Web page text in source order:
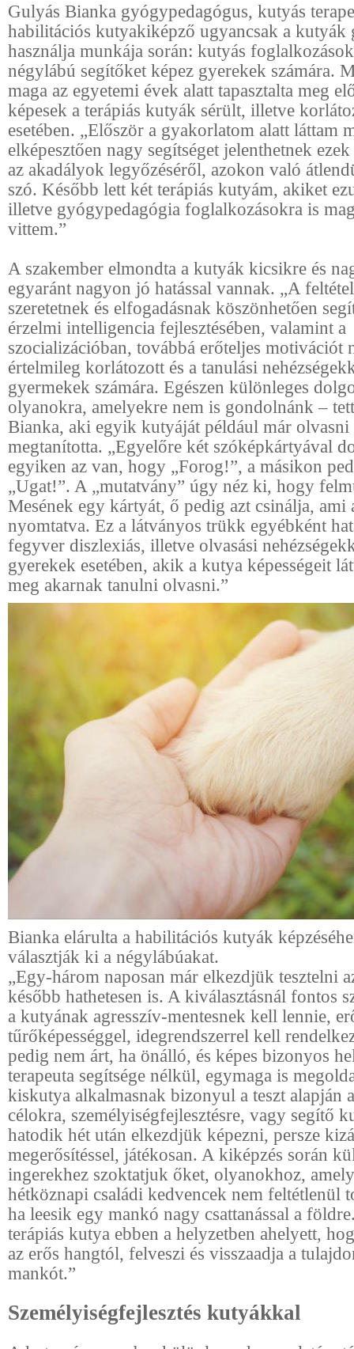
Gulyás Bianka gyógypedagógus, kutyás
habilitációs kutyakiképző ugyancsak a kutyák
használja munkája során: kutyás
négylábú segítőket képez gyerekek számára.
maga az egyetemi évek alatt tapasztalta meg
képesek a terápiás kutyák sérült, illetve
esetében. „Először a gyakorlatom alatt láttam
elképesztően nagy segítséget jelenthetnek
az akadályok legyőzéséről, azokon való
szó. Később lett két terápiás kutyám, akiket
illetve gyógypedagógia foglalkozásokra is
vittem.”
A szakember elmondta a kutyák kicsikre és
egyaránt nagyon jó hatással vannak. „A
szeretetnek és elfogadásnak köszönhetően
érzelmi intelligencia fejlesztésében, valamint a
szocializációban, továbbá erőteljes motivációt
értelmileg korlátozott és a tanulási
gyermekek számára. Egészen különleges
olyanokra, amelyekre nem is gondolnánk –
Bianka, aki egyik kutyáját például már olvasni
megtanította. „Egyelőre két szóképkártyával
egyiken az van, hogy „Forog!”, a másikon
„Ugat!”. A „mutatvány” úgy néz ki, hogy
Mesének egy kártyát, ő pedig azt csinálja, ami
nyomtatva. Ez a látványos trükk egyébként
fegyver diszlexiás, illetve olvasási
gyerekek esetében, akik a kutya képességeit
meg akarnak tanulni olvasni.”
Bianka elárulta a habilitációs kutyák
választják ki a négylábúakat.
„Egy-három naposan már elkezdjük tesztelni
később hathetesen is. A kiválasztásnál fontos
a kutyának agresszív-mentesnek kell lennie,
tűrőképességgel, idegrendszerrel kell
pedig nem árt, ha önálló, és képes bizonyos
terapeuta segítsége nélkül, egymaga is
kiskutya alkalmasnak bizonyul a teszt alapján
célokra, személyiségfejlesztésre, vagy segítő
hatodik hét után elkezdjük képezni, persze
megerősítéssel, játékosan. A kiképzés során
ingerekhez szoktatjuk őket, olyanokhoz,
hétköznapi családi kedvencek nem feltétlenül
ha leesik egy mankó nagy csattanással a
terápiás kutya ebben a helyzetben ahelyett,
az erős hangtól, felveszi és visszaadja a
mankót.”
Személyiségfejlesztés kutyákkal